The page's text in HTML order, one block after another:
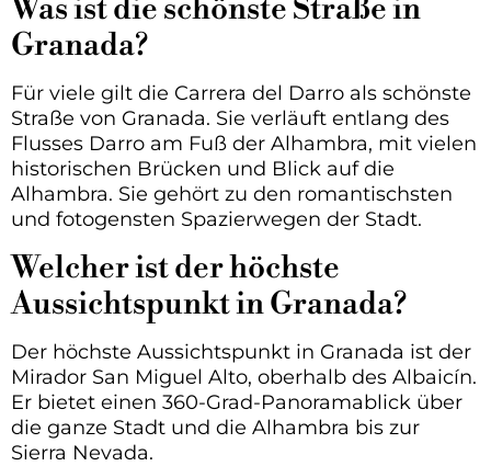
Was ist die schönste Straße in
Granada?
Für viele gilt die Carrera del Darro als schönste
Straße von Granada. Sie verläuft entlang des
Flusses Darro am Fuß der Alhambra, mit vielen
historischen Brücken und Blick auf die
Alhambra. Sie gehört zu den romantischsten
und fotogensten Spazierwegen der Stadt.
Welcher ist der höchste
Aussichtspunkt in Granada?
Der höchste Aussichtspunkt in Granada ist der
Mirador San Miguel Alto, oberhalb des Albaicín.
Er bietet einen 360-Grad-Panoramablick über
die ganze Stadt und die Alhambra bis zur
Sierra Nevada.